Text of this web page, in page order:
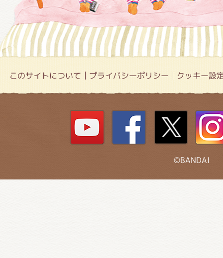
このサイトについて プライバシーポリシー クッキー設
©BANDAI